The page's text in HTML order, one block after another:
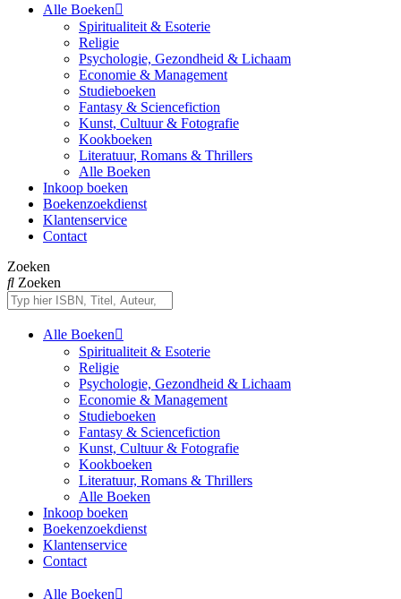
Alle Boeken
Spiritualiteit & Esoterie
Religie
Psychologie, Gezondheid & Lichaam
Economie & Management
Studieboeken
Fantasy & Sciencefiction
Kunst, Cultuur & Fotografie
Kookboeken
Literatuur, Romans & Thrillers
Alle Boeken
Inkoop boeken
Boekenzoekdienst
Klantenservice
Contact
Zoeken
Zoeken
Alle Boeken
Spiritualiteit & Esoterie
Religie
Psychologie, Gezondheid & Lichaam
Economie & Management
Studieboeken
Fantasy & Sciencefiction
Kunst, Cultuur & Fotografie
Kookboeken
Literatuur, Romans & Thrillers
Alle Boeken
Inkoop boeken
Boekenzoekdienst
Klantenservice
Contact
Alle Boeken